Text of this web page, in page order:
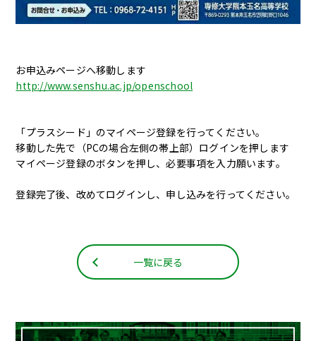
お申込みページへ移動します
http://www.senshu.ac.jp/openschool
「プラスシード」のマイページ登録を行ってください。
移動した先で（PCの場合左側の帯上部）ログインを押します
マイページ登録のボタンを押し、必要事項を入力願います。
登録完了後、改めてログインし、申し込みを行ってください。
一覧に戻る